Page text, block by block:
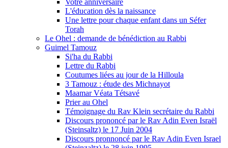
Votre anniversaire
L'éducation dès la naissance
Une lettre pour chaque enfant dans un Séfer
Torah
Le Ohel : demande de bénédiction au Rabbi
Guimel Tamouz
Si'ha du Rabbi
Lettre du Rabbi
Coutumes liées au jour de la Hilloula
3 Tamouz : étude des Michnayot
Maamar Véata Tétsavé
Prier au Ohel
Témoignage du Rav Klein secrétaire du Rabbi
Discours prononcé par le Rav Adin Even Israël
(Steinsaltz) le 17 Juin 2004
Discours pronnoncé par le Rav Adin Even Israel